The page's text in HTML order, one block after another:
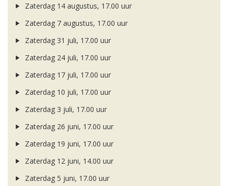
Zaterdag 14 augustus, 17.00 uur
Zaterdag 7 augustus, 17.00 uur
Zaterdag 31 juli, 17.00 uur
Zaterdag 24 juli, 17.00 uur
Zaterdag 17 juli, 17.00 uur
Zaterdag 10 juli, 17.00 uur
Zaterdag 3 juli, 17.00 uur
Zaterdag 26 juni, 17.00 uur
Zaterdag 19 juni, 17.00 uur
Zaterdag 12 juni, 14.00 uur
Zaterdag 5 juni, 17.00 uur